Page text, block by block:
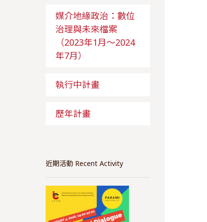
媒介地緣政治：數位
治理與未來檔案
（2023年1月～2024
年7月）
執行中計畫
歷年計畫
近期活動 Recent Activity